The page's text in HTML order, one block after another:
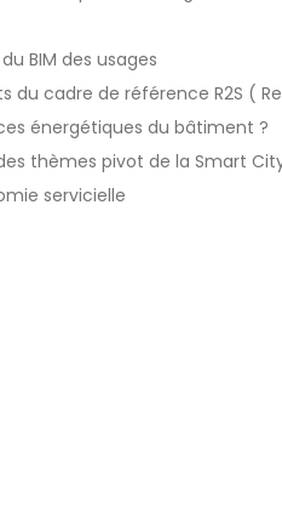
BIM des usages
cadre de référence R2S (
énergétiques du bâtiment ?
thèmes pivot de la Smart
servicielle